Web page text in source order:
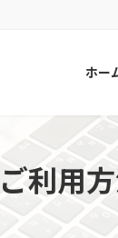
ホー
ご利用